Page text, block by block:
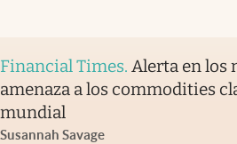
Financial Times. Alerta en los
amenaza a los commodities
mundial
Susannah Savage